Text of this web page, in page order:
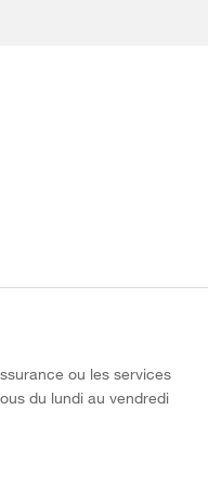
ou les services
du lundi au vendredi